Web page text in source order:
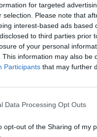
for targeted
selection. Please note that
interest-based ads
to third parties prior
of your personal
This information may also be
Participants that may further
Data Processing Opt Outs
opt-out of the Sharing of my
el 27,7% de
homes és un
de les noies ha patit
pel consistori
anys i s'elabora a
i enquestes fetes
de Barcelona.
i